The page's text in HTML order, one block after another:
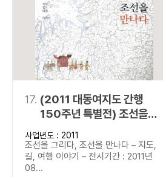
17. (2011 대동여지도 간행
150주년 특별전) 조선을
그리다, 조선을 만나다
사업년도 : 2011
조선을 그리다, 조선을 만나다 – 지도,
길, 여행 이야기 – 전시기간 : 2011년
08...